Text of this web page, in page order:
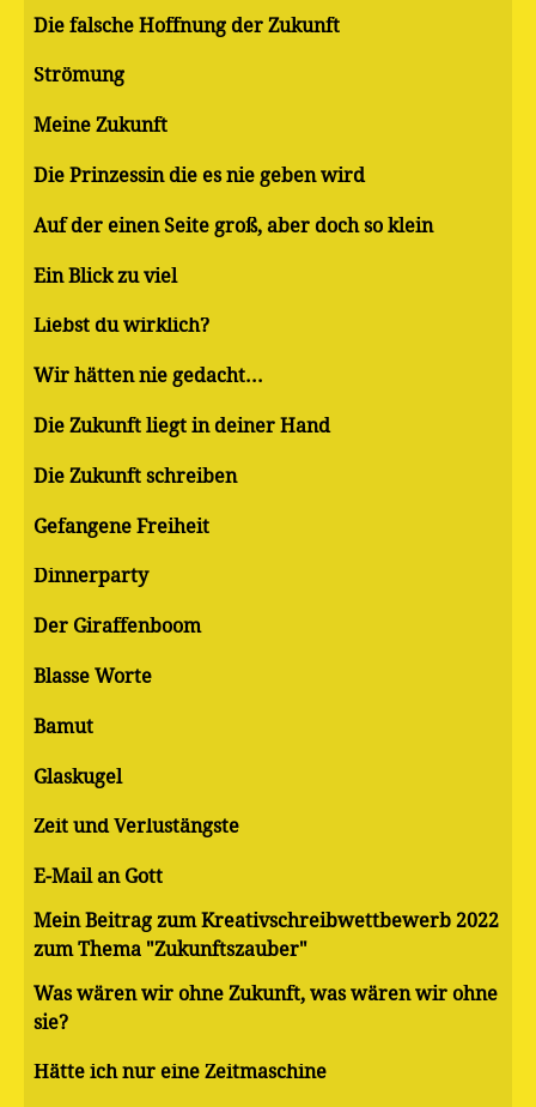
Die falsche Hoffnung der Zukunft
Strömung
Meine Zukunft
Die Prinzessin die es nie geben wird
Auf der einen Seite groß, aber doch so klein
Ein Blick zu viel
Liebst du wirklich?
Wir hätten nie gedacht...
Die Zukunft liegt in deiner Hand
Die Zukunft schreiben
Gefangene Freiheit
Dinnerparty
Der Giraffenboom
Blasse Worte
Bamut
Glaskugel
Zeit und Verlustängste
E-Mail an Gott
Mein Beitrag zum Kreativschreibwettbewerb 2022
zum Thema "Zukunftszauber"
Was wären wir ohne Zukunft, was wären wir ohne
sie?
Hätte ich nur eine Zeitmaschine